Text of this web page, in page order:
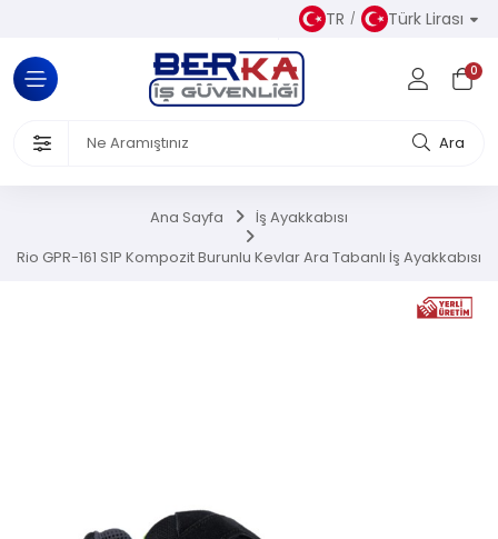
TR Türk Lirası
0
Ara
Kıyafetler
Ürünleri
Ana Sayfa İş Ayakkabısı
Rio GPR-161 S1P Kompozit Burunlu Kevlar Ara Tabanlı İş Ayakkabısı